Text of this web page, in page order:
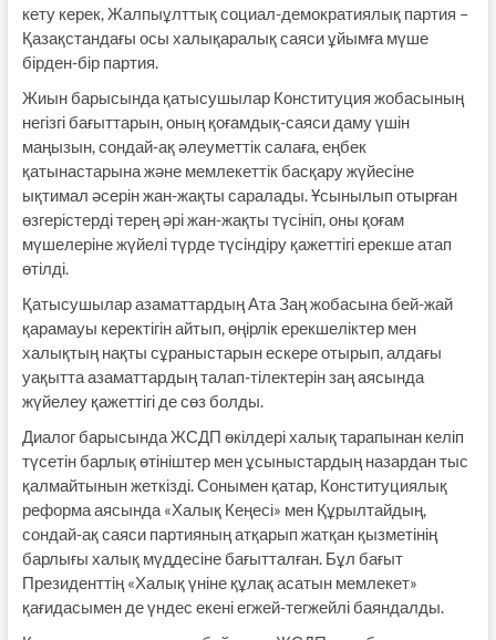
кету керек, Жалпыұлттық социал-демократиялық партия –
Қазақстандағы осы халықаралық саяси ұйымға мүше
бірден-бір партия.
Жиын барысында қатысушылар Конституция жобасының
негізгі бағыттарын, оның қоғамдық-саяси даму үшін
маңызын, сондай-ақ әлеуметтік салаға, еңбек
қатынастарына және мемлекеттік басқару жүйесіне
ықтимал әсерін жан-жақты саралады. Ұсынылып отырған
өзгерістерді терең әрі жан-жақты түсініп, оны қоғам
мүшелеріне жүйелі түрде түсіндіру қажеттігі ерекше атап
өтілді.
Қатысушылар азаматтардың Ата Заң жобасына бей-жай
қарамауы керектігін айтып, өңірлік ерекшеліктер мен
халықтың нақты сұраныстарын ескере отырып, алдағы
уақытта азаматтардың талап-тілектерін заң аясында
жүйелеу қажеттігі де сөз болды.
Диалог барысында ЖСДП өкілдері халық тарапынан келіп
түсетін барлық өтініштер мен ұсыныстардың назардан тыс
қалмайтынын жеткізді. Сонымен қатар, Конституциялық
реформа аясында «Халық Кеңесі» мен Құрылтайдың,
сондай-ақ саяси партияның атқарып жатқан қызметінің
барлығы халық мүддесіне бағытталған. Бұл бағыт
Президенттің «Халық үніне құлақ асатын мемлекет»
қағидасымен де үндес екені егжей-тегжейлі баяндалды.